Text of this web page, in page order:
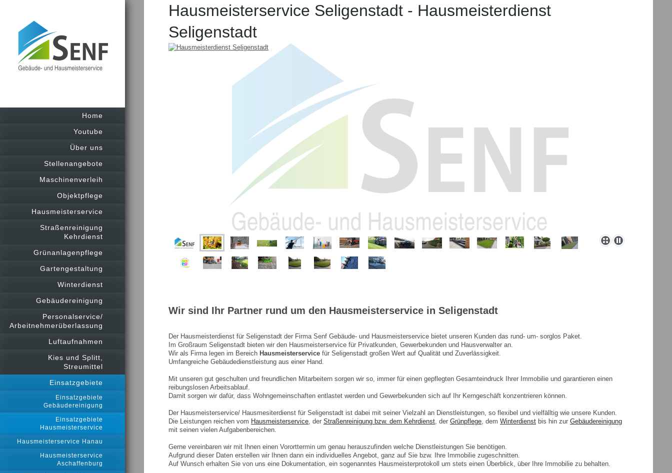
Home
Youtube
Über uns
Stellenangebote
Maschinenverleih
Objektpflege
Hausmeisterservice
Straßenreinigung
Kehrdienst
Grünanlagenpflege
Gartengestaltung
Winterdienst
Gebäudereinigung
Personalservice/
Arbeitnehmerüberlassung
Luftaufnahmen
Kies und Splitt,
Streumittel
Einsatzgebiete
Einsatzgebiete
Gebäudereinigung
Einsatzgebiete
Hausmeisterservice
Hausmeisterservice Hanau
Hausmeisterservice
Aschaffenburg
Hausmeisterservice Seligenstadt - Hausmeisterdienst
Seligenstadt
Wir sind Ihr Partner rund um den Hausmeisterservice in Seligenstadt
Der Hausmeisterdienst für Seligenstadt der Firma Senf Gebäude- und Hausmeisterservice bietet unseren Kunden das rund- um- sorglos Paket.
Im Großraum Seligenstadt bieten wir den Hausmeisterservice für Privatkunden, Gewerbekunden und Hausverwalter an.
Wir als Firma legen im Bereich Hausmeisterservice für Seligenstadt großen Wert auf Qualität und Zuverlässigkeit.
Umfangreiche Gebäudedienstleistung aus einer Hand.
Mit unseren gut geschulten und freundlichen Mitarbeitern sorgen wir so, immer für einen gepflegten Gesamteindruck Ihrer Immobilie und garantieren einen
reibungslosen Arbeitsablauf.
Damit sorgen wir dafür, dass Wohngemeinschaften entlastet werden und Gewerbekunden sich auf Ihr Kerngeschäft konzentrieren können.
Der Hausmeisterservice/ Hausmesiterdienst für Seligenstadt ist dabei mit seiner Vielzahl an Dienstleistungen, so flexibel und vielfälltig wie unsere Kunden.
Die Leistungen reichen vom Hausmeisterservice, der Straßenreinigung bzw. dem Kehrdienst, der Grünpflege, dem Winterdienst bis hin zur Gebäudereinigung
mit seinen vielen Aufgabenbereichen.
Gerne vereinbaren wir mit Ihnen einen Vororttermin um genau herauszufinden welche Dienstleistungen Sie benötigen.
Aufgrund dieser Daten erstellen wir Ihnen dann ein individuelles Angebot, ganz auf Sie bzw. Ihre Immobilie zugeschnitten.
Auf Wunsch erhalten Sie von uns eine Dokumentation, ein sogenanntes Hausmeisterprotokoll um stets einen Überblick, über Ihre Immobilie zu behalten.